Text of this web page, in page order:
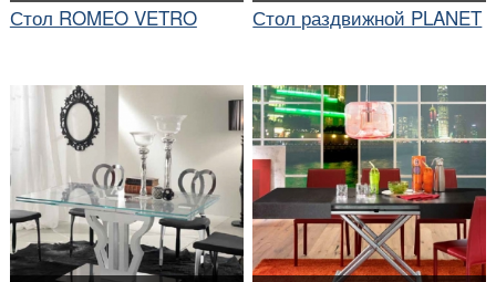
Стол ROMEO VETRO Стол раздвижной PLANET